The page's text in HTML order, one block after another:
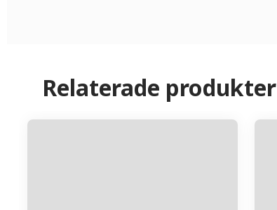
Relaterade produkter